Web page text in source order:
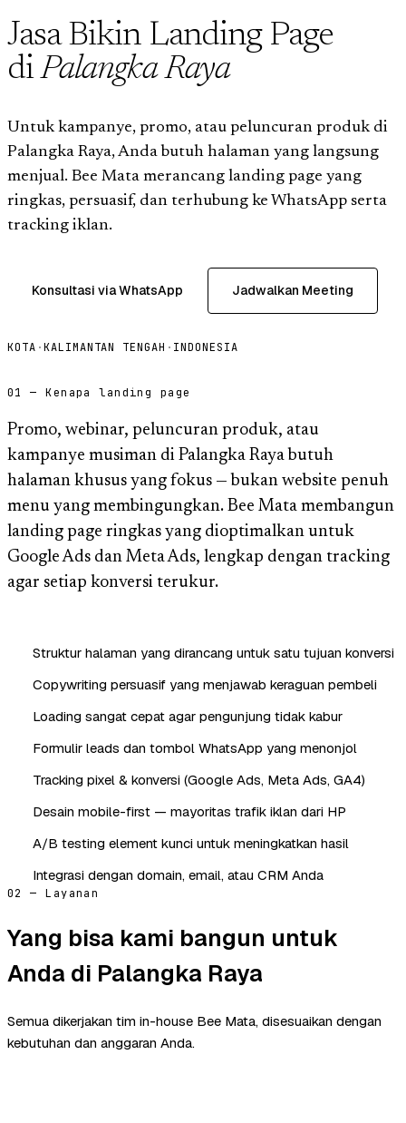
Jasa Bikin Landing Page
diPalangka Raya
Untuk kampanye, promo, atau peluncuran produk di
Palangka Raya, Anda butuh halaman yang langsung
menjual. Bee Mata merancang landing page yang
ringkas, persuasif, dan terhubung ke WhatsApp serta
tracking iklan.
Konsultasi via WhatsApp Jadwalkan Meeting
KOTA ·KALIMANTAN TENGAH · INDONESIA
01 — Kenapa landing page
Promo, webinar, peluncuran produk, atau
kampanye musiman di Palangka Raya butuh
halaman khusus yang fokus — bukan website penuh
menu yang membingungkan. Bee Mata membangun
landing page ringkas yang dioptimalkan untuk
Google Ads dan Meta Ads, lengkap dengan tracking
agar setiap konversi terukur.
Struktur halaman yang dirancang untuk satu tujuan konversi
Copywriting persuasif yang menjawab keraguan pembeli
Loading sangat cepat agar pengunjung tidak kabur
Formulir leads dan tombol WhatsApp yang menonjol
Tracking pixel & konversi (Google Ads, Meta Ads, GA4)
Desain mobile-first — mayoritas trafik iklan dari HP
A/B testing element kunci untuk meningkatkan hasil
Integrasi dengan domain, email, atau CRM Anda
02 — Layanan
Yang bisa kami bangun untuk
Anda di Palangka Raya
Semua dikerjakan tim in-house Bee Mata, disesuaikan dengan
kebutuhan dan anggaran Anda.